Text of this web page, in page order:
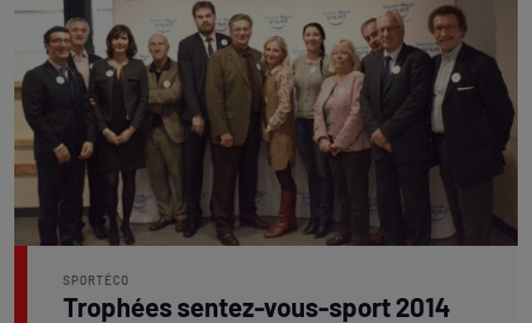
Trophées sentez-vous-sport 2014
SPORTÉCO